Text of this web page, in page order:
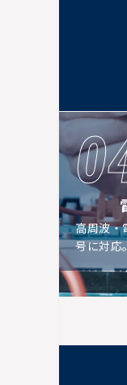
高周波・
号に対応